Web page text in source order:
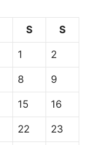
S S
1 2
8 9
15 16
22 23